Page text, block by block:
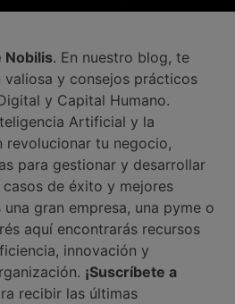
Nobilis. En nuestro blog, te
y consejos prácticos
y Capital Humano.
Artificial y la
revolucionar tu negocio,
para gestionar y desarrollar
de éxito y mejores
gran empresa, una pyme o
aquí encontrarás recursos
innovación y
¡Suscríbete a
recibir las últimas